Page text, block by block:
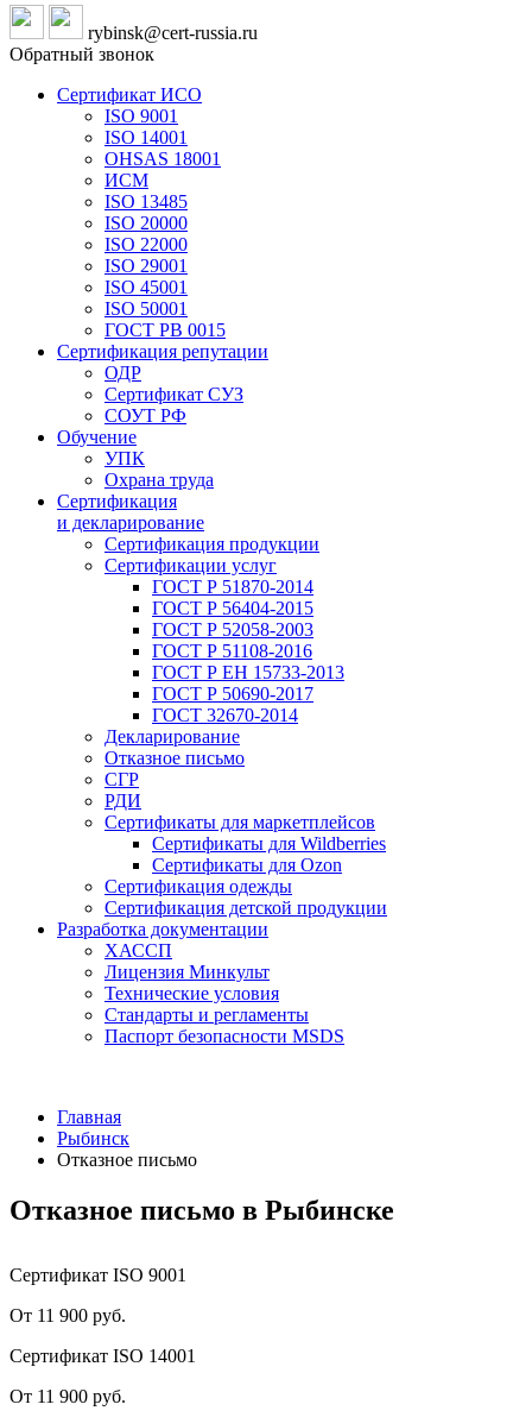
rybinsk@cert-russia.ru
Обратный звонок
Сертификат ИСО
ISO 9001
ISO 14001
OHSAS 18001
ИСМ
ISO 13485
ISO 20000
ISO 22000
ISO 29001
ISO 45001
ISO 50001
ГОСТ РВ 0015
Сертификация репутации
ОДР
Сертификат СУЗ
СОУТ РФ
Обучение
УПК
Охрана труда
Сертификация
и декларирование
Сертификация продукции
Сертификации услуг
ГОСТ Р 51870-2014
ГОСТ Р 56404-2015
ГОСТ Р 52058-2003
ГОСТ Р 51108-2016
ГОСТ Р ЕН 15733-2013
ГОСТ Р 50690-2017
ГОСТ 32670-2014
Декларирование
Отказное письмо
СГР
РДИ
Сертификаты для маркетплейсов
Сертификаты для Wildberries
Сертификаты для Ozon
Сертификация одежды
Сертификация детской продукции
Разработка документации
ХАССП
Лицензия Минкульт
Технические условия
Стандарты и регламенты
Паспорт безопасности MSDS
Главная
Рыбинск
Отказное письмо
Отказное письмо в Рыбинске
Сертификат ISO 9001
От 11 900 руб.
Сертификат ISO 14001
От 11 900 руб.